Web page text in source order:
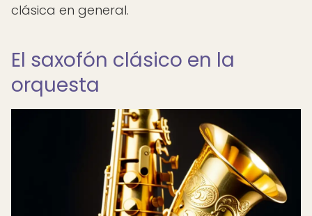
clásica en general.
El saxofón clásico en la
orquesta